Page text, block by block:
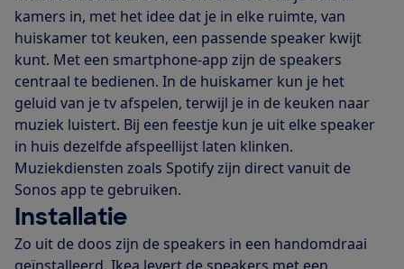
kamers in, met het idee dat je in elke ruimte, van
huiskamer tot keuken, een passende speaker kwijt
kunt. Met een smartphone-app zijn de speakers
centraal te bedienen. In de huiskamer kun je het
geluid van je tv afspelen, terwijl je in de keuken naar
muziek luistert. Bij een feestje kun je uit elke speaker
in huis dezelfde afspeellijst laten klinken.
Muziekdiensten zoals Spotify zijn direct vanuit de
Sonos app te gebruiken.
Installatie
Zo uit de doos zijn de speakers in een handomdraai